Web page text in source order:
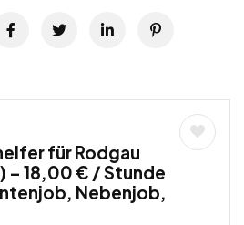
für Rodgau
18,00 € / Stunde
Nebenjob,